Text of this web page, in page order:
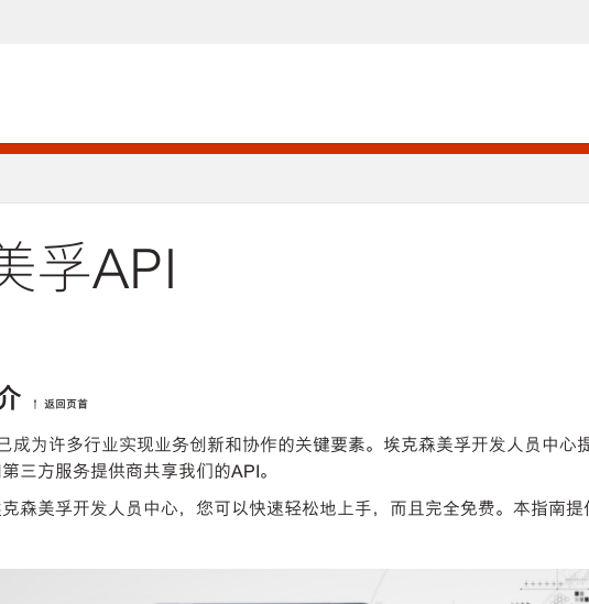
孚API
↑ 返回页首
成为许多行业实现业务创新和协作的关键要素。埃克森美孚开发人员中
三方服务提供商共享我们的API。
森美孚开发人员中心，您可以快速轻松地上手，而且完全免费。本指南提